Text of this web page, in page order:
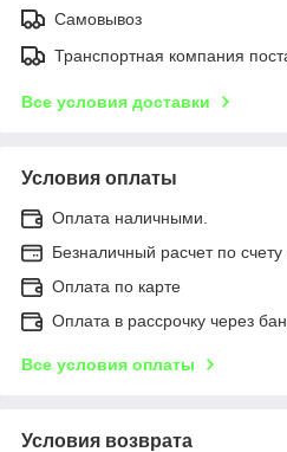
Самовывоз
Транспортная компания
Все условия доставки
Условия оплаты
Оплата наличными.
Безналичный расчет по счету
Оплата по карте
Оплата в рассрочку через
Все условия оплаты
Условия возврата